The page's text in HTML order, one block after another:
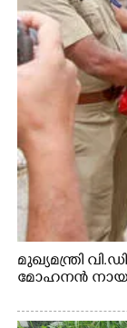
മുഖ്യമന്ത്രി
മോഹനൻ